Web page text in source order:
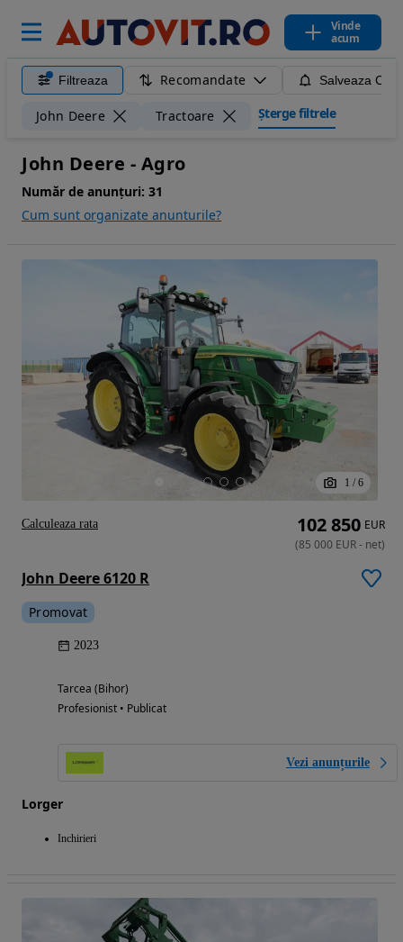
Vinde
acum
Filtreaza Recomandate Salveaza
John Deere Tractoare Șterge filtrele
John Deere - Agro
Număr de anunțuri: 31
Cum sunt organizate anunturile?
1 / 6
John Deere 6120 R
Promovat
2023
Tarcea (Bihor)
Profesionist • Publicat
Vezi anunțurile
Lorger
Inchirieri
102 850 EUR
(85 000 EUR- net)
Calculeaza rata